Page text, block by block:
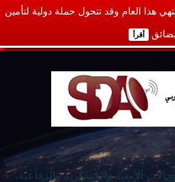
هذا العام وقد تتحول حملة دولية لتأمين
أقرأ
الأمنية والعسكرية والدفاعية،